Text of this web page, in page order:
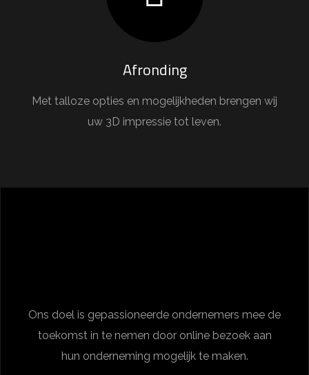
Afronding
Met talloze opties en mogelijkheden brengen wij
uw 3D impressie tot leven.
Ons doel is gepassioneerde ondernemers mee de
toekomst in te nemen door online bezoek aan
hun onderneming mogelijk te maken.